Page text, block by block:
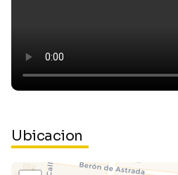
Ubicacion